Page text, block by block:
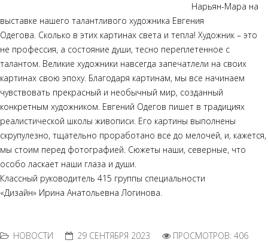
Нарьян-Мара на
выставке нашего талантливого художника Евгения
Одегова. Сколько в этих картинах света и тепла! Художник – это
не профессия, а состояние души, тесно переплетенное с
талантом. Великие художники навсегда запечатлели на своих
картинах свою эпоху. Благодаря картинам, мы все начинаем
чувствовать прекрасный и необычный мир, созданный
конкретным художником. Евгений Одегов пишет в традициях
реалистической школы живописи. Его картины выполнены
скрупулезно, тщательно проработано все до мелочей, и, кажется,
мы стоим перед фотографией. Сюжеты наши, северные, что
особо ласкает наши глаза и души.
Классный руководитель 415 группы специальности
«Дизайн» Ирина Анатольевна Логинова.
НОВОСТИ 29 СЕНТЯБРЯ 2023 ПРОСМОТРОВ: 406